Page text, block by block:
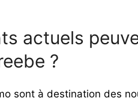
actuels
?
sont à destination des